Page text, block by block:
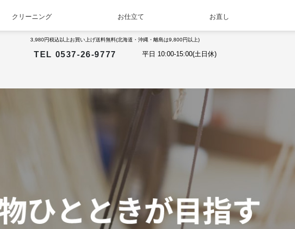
クリーニング お仕立て お直し
3,980円税込以上お買い上げ送料無料(北海道・沖縄・離島は9,800円以上)
TEL 0537-26-9777 平日 10:00-15:00(土日休)